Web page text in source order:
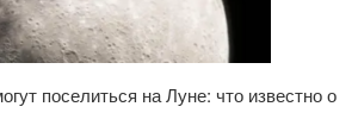
поселиться на Луне: что известно о